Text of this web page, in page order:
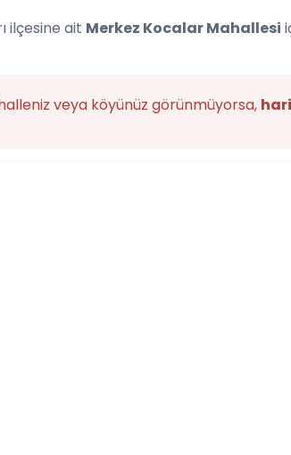
ilçesine ait Merkez Kocalar Mahallesi
veya köyünüz görünmüyorsa,